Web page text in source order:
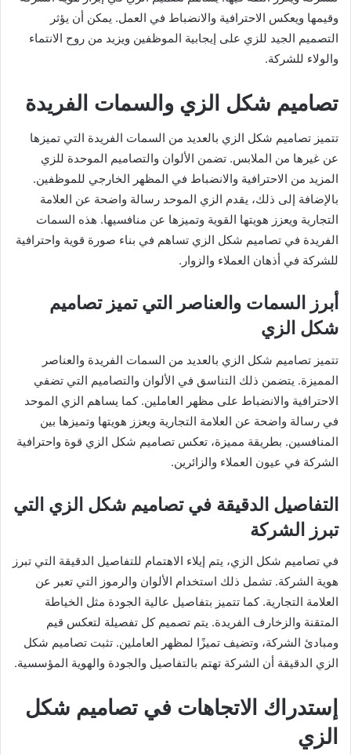
وقيمها ويعكس الاحترافية والانضباط في العمل. يمكن أن يؤثر
التصميم الجيد للزي على إيجابية الموظفين ويزيد من روح الانتماء
والولاء للشركة.
تصاميم شكل الزي والسمات الفريدة
تتميز تصاميم شكل الزي بالعديد من السمات الفريدة التي تميزها
عن غيرها من الملابس. تضمن الألوان والتصاميم الموحدة للزي
المزيد من الاحترافية والانضباط في المظهر الخارجي للموظفين.
بالإضافة إلى ذلك، يقدم الزي الموحد رسالة واضحة عن العلامة
التجارية ويعزز هويتها القوية وتميزها عن منافسيها. هذه السمات
الفريدة في تصاميم شكل الزي تساهم في بناء صورة قوية واحترافية
للشركة في أذهان العملاء والزوار.
أبرز السمات والعناصر التي تميز تصاميم
شكل الزي
تتميز تصاميم شكل الزي بالعديد من السمات الفريدة والعناصر
المميزة. يتضمن ذلك التناسق في الألوان والتصاميم التي تضفي
الاحترافية والانضباط على مظهر العاملين. كما يساهم الزي الموحد
في رسالة واضحة عن العلامة التجارية ويعزز هويتها وتميزها بين
المنافسين. بطريقة مميزة، تعكس تصاميم شكل الزي قوة واحترافية
الشركة في عيون العملاء والزائرين.
التفاصيل الدقيقة في تصاميم شكل الزي التي
تبرز الشركة
في تصاميم شكل الزي، يتم إيلاء الاهتمام للتفاصيل الدقيقة التي تبرز
هوية الشركة. تشمل ذلك استخدام الألوان والرموز التي تعبر عن
العلامة التجارية. كما تتميز بتفاصيل عالية الجودة مثل الخياطة
المتقنة والزخارف الفريدة. يتم تصميم كل تفصيلة لتعكس قيم
ومبادئ الشركة، وتضيف تميزًا لمظهر العاملين. تثبت تصاميم شكل
الزي الدقيقة أن الشركة تهتم بالتفاصيل والجودة والهوية المؤسسية.
إستدراك الاتجاهات في تصاميم شكل
الزي